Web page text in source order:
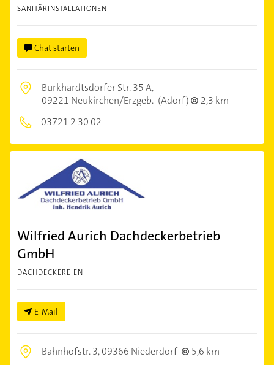
SANITÄRINSTALLATIONEN
Chat starten
Burkhardtsdorfer Str. 35 A,
09221 Neukirchen/Erzgeb. (Adorf)
2,3 km
03721 2 30 02
Wilfried Aurich Dachdeckerbetrieb
GmbH
DACHDECKEREIEN
E-Mail
Bahnhofstr. 3,09366 Niederdorf
5,6 km